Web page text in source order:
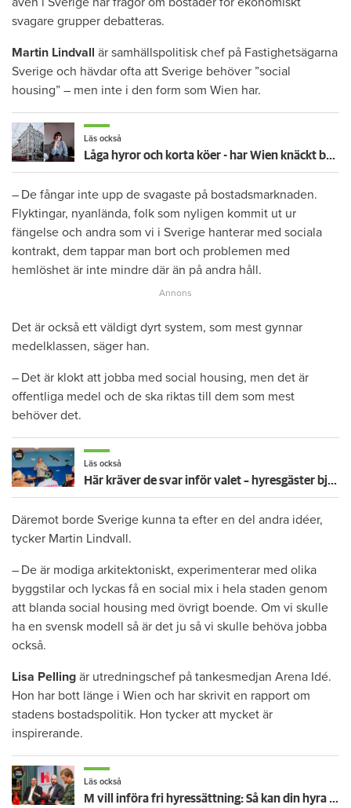
svagare grupper debatteras.
Martin Lindvall är samhällspolitisk chef på Fastighetsägarna
Sverige och hävdar ofta att Sverige behöver ”social
housing” – men inte i den form som Wien har.
Läs också
Låga hyror och korta köer - har Wien knäckt bostadskoden?
– De fångar inte upp de svagaste på bostadsmarknaden.
Flyktingar, nyanlända, folk som nyligen kommit ut ur
fängelse och andra som vi i Sverige hanterar med sociala
kontrakt, dem tappar man bort och problemen med
hemlöshet är inte mindre där än på andra håll.
Det är också ett väldigt dyrt system, som mest gynnar
medelklassen, säger han.
– Det är klokt att jobba med social housing, men det är
offentliga medel och de ska riktas till dem som mest
behöver det.
Läs också
Här kräver de svar inför valet – hyresgäster bjuder hem politiker
Däremot borde Sverige kunna ta efter en del andra idéer,
tycker Martin Lindvall.
– De är modiga arkitektoniskt, experimenterar med olika
byggstilar och lyckas få en social mix i hela staden genom
att blanda social housing med övrigt boende. Om vi skulle
ha en svensk modell så är det ju så vi skulle behöva jobba
också.
Lisa Pelling är utredningschef på tankesmedjan Arena Idé.
Hon har bott länge i Wien och har skrivit en rapport om
stadens bostadspolitik. Hon tycker att mycket är
inspirerande.
Läs också
M vill införa fri hyressättning: Så kan din hyra påverkas i valet 2026